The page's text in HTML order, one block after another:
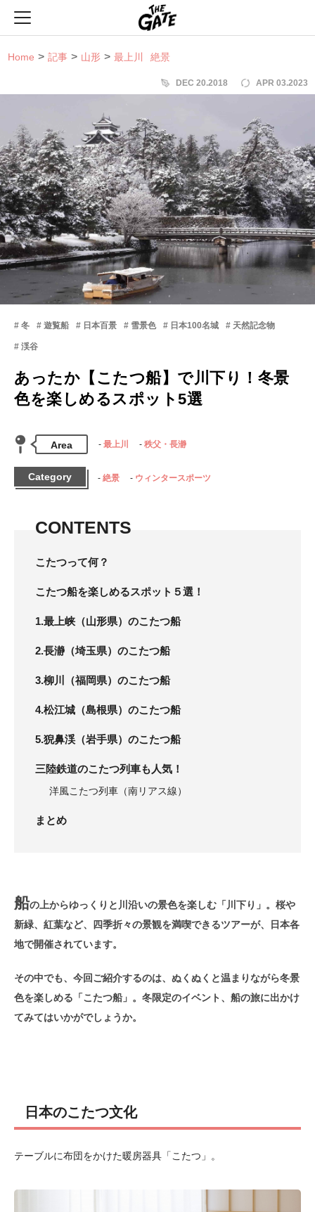
Home 記事 山形 最上川 絶景
DEC 20.2018 APR 03.2023
冬 遊覧船 日本百景 雪景色 日本100名城 天然記念物
渓谷
あったか【こたつ船】で川下り！冬景
色を楽しめるスポット5選
Area 最上川 秩父・長瀞
Category 絶景 ウィンタースポーツ
CONTENTS
こたつって何？
こたつ船を楽しめるスポット５選！
1.最上峡（山形県）のこたつ船
2.長瀞（埼玉県）のこたつ船
3.柳川（福岡県）のこたつ船
4.松江城（島根県）のこたつ船
5.猊鼻渓（岩手県）のこたつ船
三陸鉄道のこたつ列車も人気！
洋風こたつ列車（南リアス線）
まとめ
船の上からゆっくりと川沿いの景色を楽しむ「川下り」。桜や
新緑、紅葉など、四季折々の景観を満喫できるツアーが、日本各
地で開催されています。
その中でも、今回ご紹介するのは、ぬくぬくと温まりながら冬景
色を楽しめる「こたつ船」。冬限定のイベント、船の旅に出かけ
てみてはいかがでしょうか。
日本のこたつ文化
テーブルに布団をかけた暖房器具「こたつ」。